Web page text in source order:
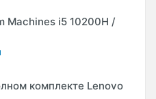
Machines i5 10200H /
комплекте Lenovo